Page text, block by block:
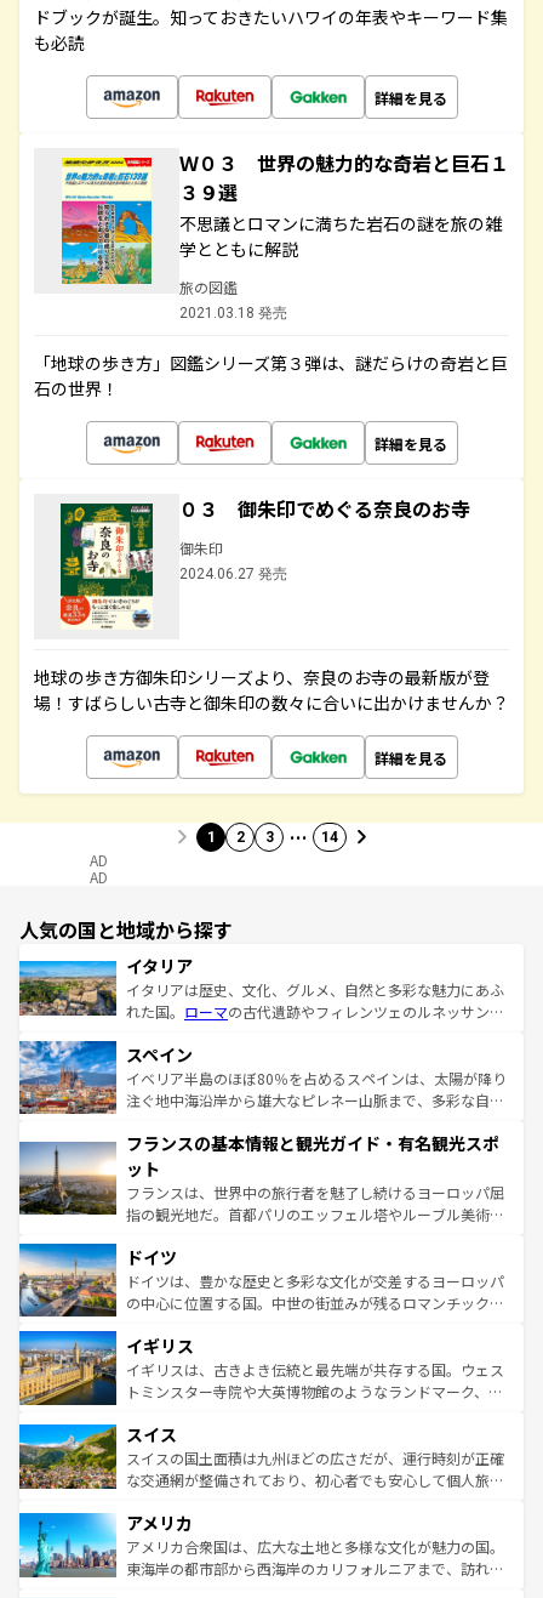
ドブックが誕生。知っておきたいハワイの年表やキーワード集
も必読
詳細を見る
Ｗ０３ 世界の魅力的な奇岩と巨石１
３９選
不思議とロマンに満ちた岩石の謎を旅の雑
学とともに解説
旅の図鑑
2021.03.18 発売
「地球の歩き方」図鑑シリーズ第３弾は、謎だらけの奇岩と巨
石の世界！
詳細を見る
０３ 御朱印でめぐる奈良のお寺
御朱印
2024.06.27 発売
地球の歩き方御朱印シリーズより、奈良のお寺の最新版が登
場！すばらしい古寺と御朱印の数々に合いに出かけませんか？
詳細を見る
1 2 3 … 14
AD
AD
人気の国と地域から探す
イタリア
イタリアは歴史、文化、グルメ、自然と多彩な魅力にあふ
れた国。 ローマの古代遺跡やフィレンツェのルネッサンス
ろん、トスカーナの美しい田園風景やアマルフィ海岸の絶
景など、自然景観も見逃せない。観光の合間には、本場の
ピザやパスタなど、絶品のイタリア料理を堪能することも
ませてくれるイタリアで、忘れられない旅をしてみよう！
なお、新着のイタリア情報は
しい。
スペイン
イベリア半島のほぼ80％を占めるスペインは、太陽が降り
注ぐ地中海沿岸から雄大なピレネー山脈まで、多彩な自然
文化が根付くこの国では、情熱的なフラメンコ、熱気あふ
れる闘牛、そして美味しいタパスが生活の一部となってい
る。首都マドリードの洗練された雰囲気や、バルセロナの
アートに溢れた街角から、地方では古代ローマ遺跡や中世
せる。地方によって風土や気候が異なるスペインはその個
性で訪れる人を魅了する。 なお、新着のスペイン情報は コ
ンテンツ一覧を参照してほしい。
フランスの基本情報と観光ガイド・有名観光スポ
ット
フランスは、世界中の旅行者を魅了し続けるヨーロッパ屈
指の観光地だ。首都パリのエッフェル塔やルーブル美術館
で、幅広い魅力が詰まっている。華麗な宮殿、歴史的な大
聖堂、美しいビーチ、そして豊かな自然が、訪れる者を心
から魅了する。また、フランスは美食の国としても知ら
いる。シャンパンの発祥地であるランス、プロヴァンスの
香り高いラベンダー畑など、多彩な楽しみ方が可能だ。さ
らに、パリ以外の地域にも魅力が溢れており、どの街角に
れる地方に足を運ぶとそれぞれで全く異なる文化を体験で
きるだろう。 なお、新着のフランス情報はコンテンツ一覧
を参照してほしい。
ドイツ
ドイツは、豊かな歴史と多彩な文化が交差するヨーロッパ
の中心に位置する国。中世の街並みが残るロマンチック街
顔を持つこの国は、どこを歩いても飽きることがない。ベ
ルリンの文化的活気、バイエルン州のアルプスの絶景、そ
してライン川沿いのワイン畑といった風景は必見。ビール
は、お酒好きな人にはぜひ体験してほしい。 なお、新着の
ドイツ情報はコンテンツ一覧を参照してほしい。
イギリス
イギリスは、古きよき伝統と最先端が共存する国。ウェス
トミンスター寺院や大英博物館のようなランドマーク、歴
リアごとに異なる魅力がある。また、優雅なアフタヌーン
ティー、ビール好きにはたまらない英国パブ、サッカー観
戦など、本場だからこそできる体験も豊富。イギリスを旅
ンツ一覧を参照してほしい。
スイス
スイスの国土面積は九州ほどの広さだが、運行時刻が正確
な交通網が整備されており、初心者でも安心して個人旅行
の建物がそのまま残る町や、スイスならではのユニークな
博物館もあり、アルプス観光だけでなく町歩きも満喫する
ことができる。国民の所得が高いため物価も高いが、旅行
アメリカ
アメリカ合衆国は、広大な土地と多様な文化が魅力の国。
東海岸の都市部から西海岸のカリフォルニアまで、訪れる